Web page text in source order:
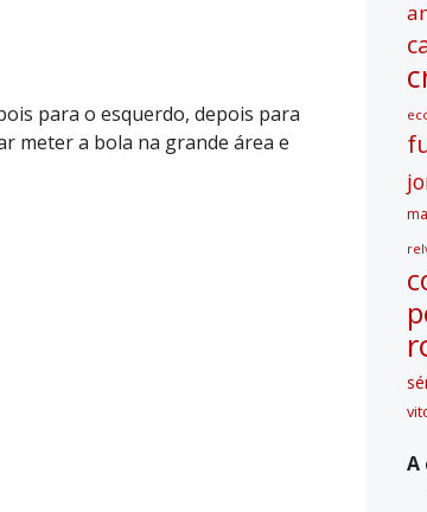
para o esquerdo, depois para
meter a bola na grande área e
A